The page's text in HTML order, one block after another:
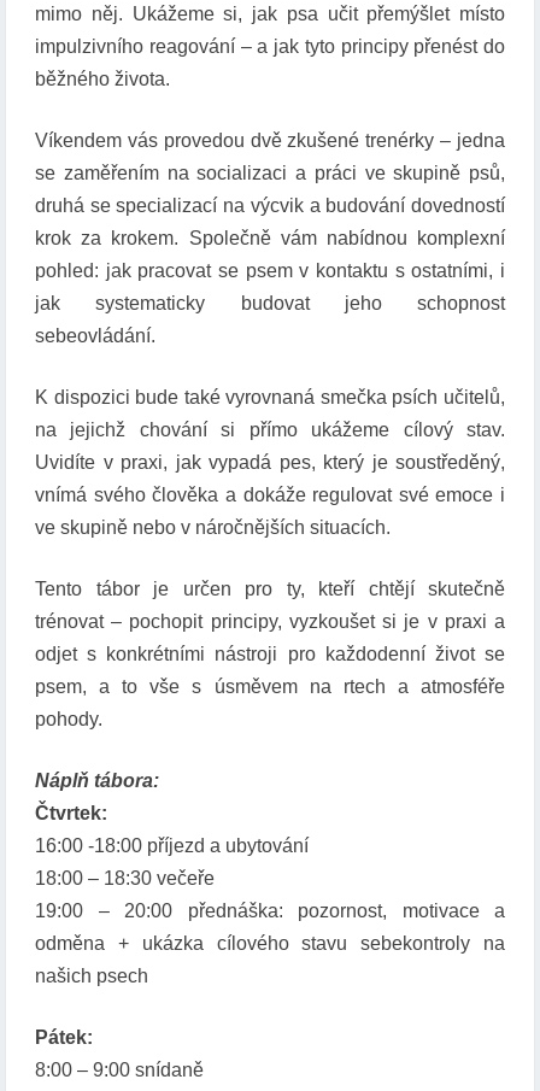
mimo něj. Ukážeme si, jak psa učit přemýšlet místo
impulzivního reagování – a jak tyto principy přenést do
běžného života.
Víkendem vás provedou dvě zkušené trenérky – jedna
se zaměřením na socializaci a práci ve skupině psů,
druhá se specializací na výcvik a budování dovedností
krok za krokem. Společně vám nabídnou komplexní
pohled: jak pracovat se psem v kontaktu s ostatními, i
jak systematicky budovat jeho schopnost
sebeovládání.
K dispozici bude také vyrovnaná smečka psích učitelů,
na jejichž chování si přímo ukážeme cílový stav.
Uvidíte v praxi, jak vypadá pes, který je soustředěný,
vnímá svého člověka a dokáže regulovat své emoce i
ve skupině nebo v náročnějších situacích.
Tento tábor je určen pro ty, kteří chtějí skutečně
trénovat – pochopit principy, vyzkoušet si je v praxi a
odjet s konkrétními nástroji pro každodenní život se
psem, a to vše s úsměvem na rtech a atmosféře
pohody.
Náplň tábora:
Čtvrtek:
16:00 -18:00 příjezd a ubytování
18:00 – 18:30 večeře
19:00 – 20:00 přednáška: pozornost, motivace a
odměna + ukázka cílového stavu sebekontroly na
našich psech
Pátek:
8:00 – 9:00 snídaně